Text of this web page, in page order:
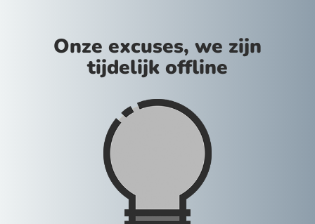
Onze excuses, we zijn
tijdelijk offline